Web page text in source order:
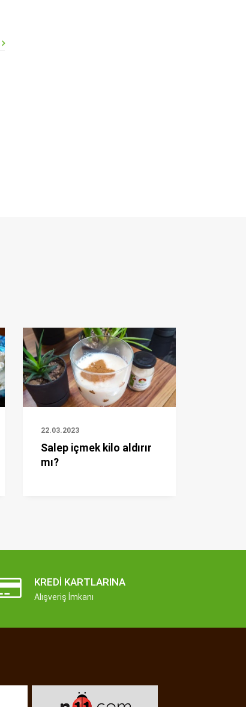
22.03.2023
Salep içmek kilo aldırır
mı?
KREDI KARTLARINA
Alışveriş İmkanı